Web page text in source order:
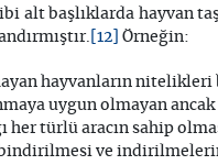
alt başlıklarda hayvan
[12] Örneğin:
hayvanların
uygun olmayan
her türlü aracın sahip
ve